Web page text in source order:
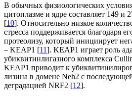
В обычных физиологических
цитоплазме и ядре составляет 149 и
[10]. Относительно низкое
стресса поддерживается благодаря
протеолизу, который инициирует
– KEAP1 [11]. KEAP1 играет роль
убиквитинлигазного комплекса
KEAP1 приводит к
лизина в домене Neh2 с
деградацией NRF2 [12].